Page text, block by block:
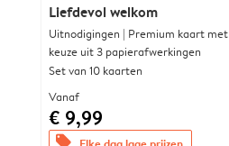
Liefdevol welkom
Uitnodigingen | Premium kaart met
keuze uit 3 papierafwerkingen
Set van 10 kaarten
Vanaf
€ 9,99
offers